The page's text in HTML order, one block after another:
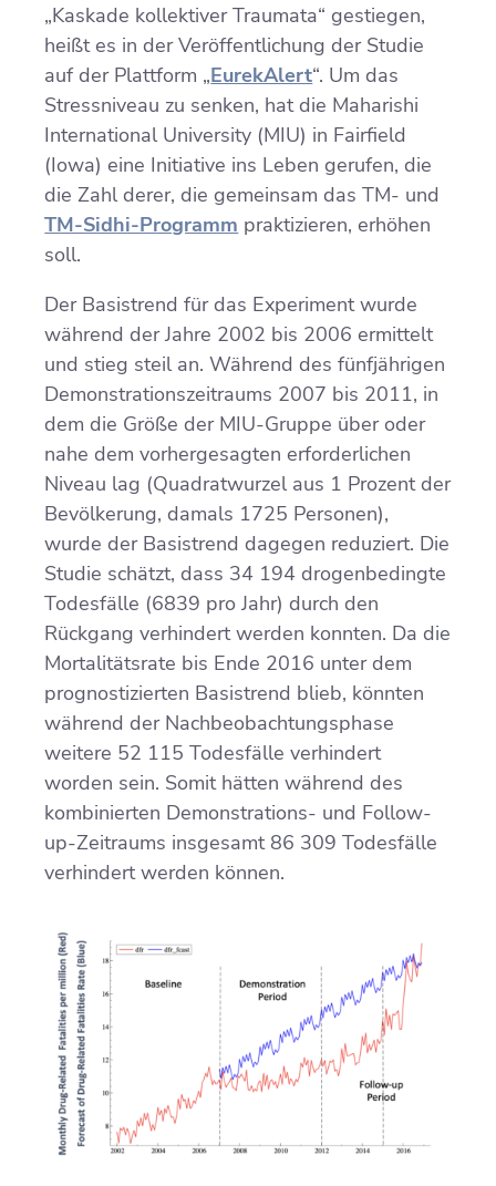
„Kaskade kollektiver Traumata“ gestiegen,
heißt es in der Veröffentlichung der Studie
auf der Plattform „EurekAlert“. Um das
Stressniveau zu senken, hat die Maharishi
International University (MIU) in Fairfield
(Iowa) eine Initiative ins Leben gerufen, die
die Zahl derer, die gemeinsam das TM- und
TM-Sidhi-Programm praktizieren, erhöhen
soll.
Der Basistrend für das Experiment wurde
während der Jahre 2002 bis 2006 ermittelt
und stieg steil an. Während des fünfjährigen
Demonstrationszeitraums 2007 bis 2011, in
dem die Größe der MIU-Gruppe über oder
nahe dem vorhergesagten erforderlichen
Niveau lag (Quadratwurzel aus 1 Prozent der
Bevölkerung, damals 1725 Personen),
wurde der Basistrend dagegen reduziert. Die
Studie schätzt, dass 34 194 drogenbedingte
Todesfälle (6839 pro Jahr) durch den
Rückgang verhindert werden konnten. Da die
Mortalitätsrate bis Ende 2016 unter dem
prognostizierten Basistrend blieb, könnten
während der Nachbeobachtungsphase
weitere 52 115 Todesfälle verhindert
worden sein. Somit hätten während des
kombinierten Demonstrations- und Follow-
up-Zeitraums insgesamt 86 309 Todesfälle
verhindert werden können.